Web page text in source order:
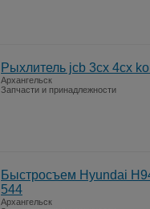
Рыхлитель jcb 3cx 4cx
Архангельск
Запчасти и принадлежности
Быстросъем Hyundai
544
Архангельск